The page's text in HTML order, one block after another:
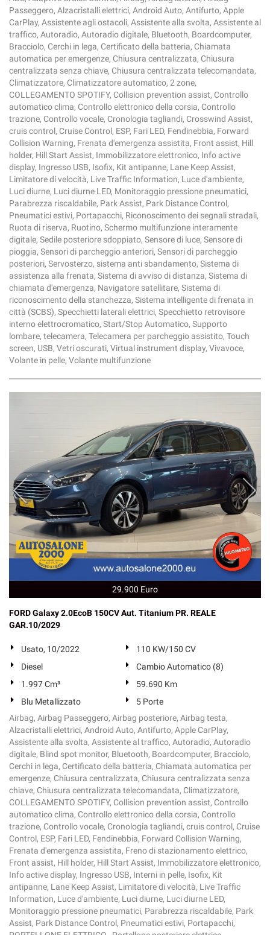
Passeggero, Alzacristalli elettrici, Android Auto, Antifurto, Apple
CarPlay, Assistente agli ostacoli, Assistente alla svolta, Assistente al
traffico, Autoradio, Autoradio digitale, Bluetooth, Boardcomputer,
Bracciolo, Cerchi in lega, Certificato della batteria, Chiamata
automatica per emergenze, Chiusura centralizzata, Chiusura
centralizzata senza chiave, Chiusura centralizzata telecomandata,
Climatizzatore, Climatizzatore automatico, 2 zone,
COLLEGAMENTO SPOTIFY, Collision prevention assist, Controllo
automatico clima, Controllo elettronico della corsia, Controllo
trazione, Controllo vocale, Cronologia tagliandi, Crosswind Assist,
cruis control, Cruise Control, ESP, Fari LED, Fendinebbia, Forward
Collision Warning, Frenata d'emergenza assistita, Front assist, Hill
holder, Hill Start Assist, Immobilizzatore elettronico, Info active
display, Ingresso USB, Isofix, Kit antipanne, Lane Keep Assist,
Limitatore di velocità, Live Traffic Information, Luce d'ambiente,
Luci diurne, Luci diurne LED, Monitoraggio pressione pneumatici,
Parabrezza riscaldabile, Park Assist, Park Distance Control,
Pneumatici estivi, Portapacchi, Riconoscimento dei segnali stradali,
Ruota di riserva, Ruotino, Schermo multifunzione interamente
digitale, Sedile posteriore sdoppiato, Sensore di luce, Sensore di
pioggia, Sensori di parcheggio anteriori, Sensori di parcheggio
posteriori, Servosterzo, sistema anti sbandamento, Sistema di
assistenza alla frenata, Sistema di avviso di distanza, Sistema di
chiamata d'emergenza, Navigatore satellitare, Sistema di
riconoscimento della stanchezza, Sistema intelligente di frenata in
città (SCBS), Specchietti laterali elettrici, Specchietto retrovisore
interno elettrocromatico, Start/Stop Automatico, Supporto
lombare, telecamera, Telecamera per parcheggio assistito, Touch
screen, USB, Vetri oscurati, Virtual instrument display, Vivavoce,
Volante in pelle, Volante multifunzione
29.900 Euro
FORD Galaxy 2.0EcoB 150CV Aut. Titanium PR. REALE
GAR.10/2029
Usato, 10/2022
110 KW/150 CV
Diesel
Cambio Automatico (8)
1.997 Cm³
59.690 Km
Blu Metallizzato
5 Porte
Airbag, Airbag Passeggero, Airbag posteriore, Airbag testa,
Alzacristalli elettrici, Android Auto, Antifurto, Apple CarPlay,
Assistente alla svolta, Assistente al traffico, Autoradio, Autoradio
digitale, Blind spot monitor, Bluetooth, Boardcomputer, Bracciolo,
Cerchi in lega, Certificato della batteria, Chiamata automatica per
emergenze, Chiusura centralizzata, Chiusura centralizzata senza
chiave, Chiusura centralizzata telecomandata, Climatizzatore,
COLLEGAMENTO SPOTIFY, Collision prevention assist, Controllo
automatico clima, Controllo elettronico della corsia, Controllo
trazione, Controllo vocale, Cronologia tagliandi, cruis control, Cruise
Control, ESP, Fari LED, Fendinebbia, Forward Collision Warning,
Frenata d'emergenza assistita, Freno di stazionamento elettrico,
Front assist, Hill holder, Hill Start Assist, Immobilizzatore elettronico,
Info active display, Ingresso USB, Interni in pelle, Isofix, Kit
antipanne, Lane Keep Assist, Limitatore di velocità, Live Traffic
Information, Luce d'ambiente, Luci diurne, Luci diurne LED,
Monitoraggio pressione pneumatici, Parabrezza riscaldabile, Park
Assist, Park Distance Control, Pneumatici estivi, Portapacchi,